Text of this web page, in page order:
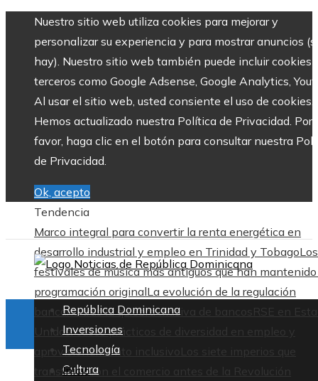
Nuestro sitio web utiliza cookies para mejorar y
personalizar su experiencia y para mostrar anuncios
hay). Nuestro sitio web también puede incluir cookies
terceros como Google Adsense, Google Analytics,
Al usar el sitio web, usted consiente el uso de cookies.
Hemos actualizado nuestra Política de Privacidad. Por
favor, haga clic en el botón para consultar nuestra
de Privacidad.
Ok, acepto
Tendencia
Marco integral para convertir la renta energética en
desarrollo industrial y empleo en Trinidad y TobagoLos
festivales de música más antiguos que han mantenido
programación originalLa evolución de la regulación
bancaria tras la quiebra masiva de bancos
RSE en
Unidos: casos prácticos de diversidad en empleo y
aprovisionamiento inclusivo Los siete imperios que
transformaron el comercio antes de la Revolución
República Dominicana
Inversiones
Tecnología
Cultura
Inicio